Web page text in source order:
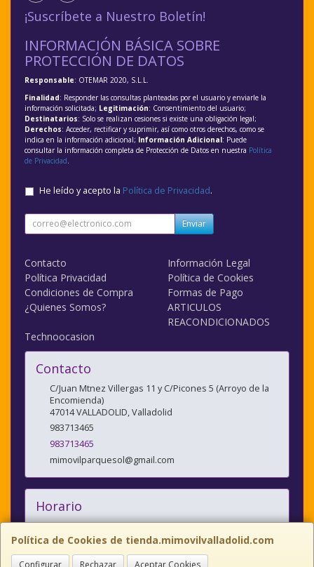
Política de Cookies de tienda.mimovilvalladolid.com
Configurar Rechazar Aceptar Cookies
¡Suscríbete a Nuestro Boletín!
INFORMACIÓN BÁSICA SOBRE
PROTECCIÓN DE DATOS
Responsable: OTEMAR 2020, S.L.L.
Finalidad: Responder las consultas planteadas por el usuario y enviarle la
información solicitada; Legitimación: Consentimiento del usuario;
Destinatarios: Solo se realizan cesiones si existe una obligación legal;
Derechos: Acceder, rectificar y suprimir, así como otros derechos, como se
indica en la información adicional; Información Adicional: Puede
consultar la información completa de Protección de Datos en nuestra Política
de Privacidad
He leído y acepto la Política de Privacidad.
Enviar
Contacto
Información Legal
Política Privacidad
Política de Cookies
Condiciones de Compra
Formas de Pago
¿Quienes Somos?
ARTICULOS
REACONDICIONADOS
Technoocasion
Contacto
C/Juan Mtnez Villergas 11 y C/Picones 5 (Arroyo de la
Encomienda)
47014VALLADOLID,Valladolid
983713465
983713465
mimovilparquesol@gmail.com
Horario
10:00/14:00 y 17:00/20:30